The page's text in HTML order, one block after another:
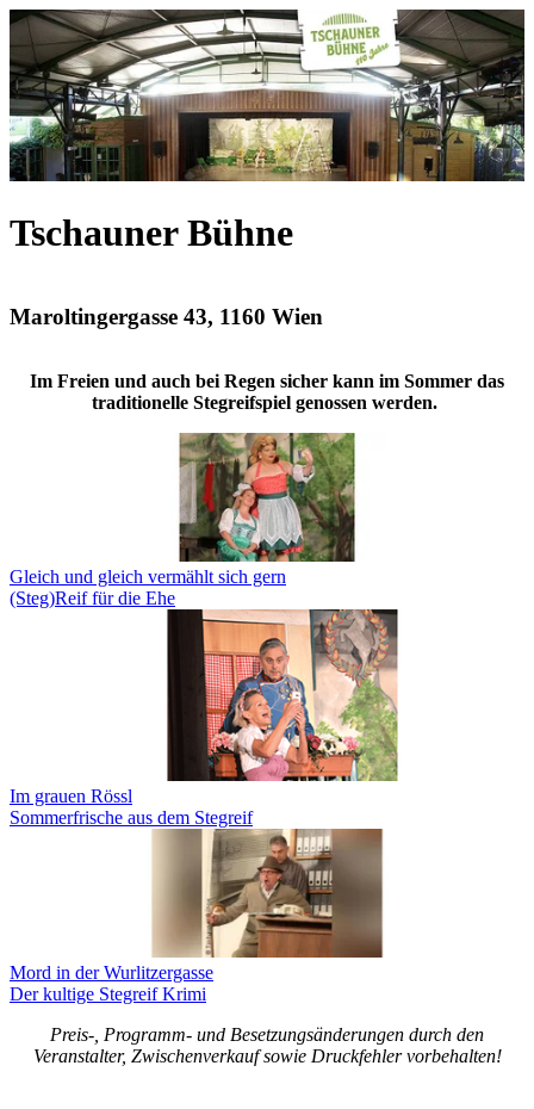
Tschauner Bühne
Maroltingergasse 43, 1160 Wien
Im Freien und auch bei Regen sicher kann im Sommer das
traditionelle Stegreifspiel genossen werden.
Gleich und gleich vermählt sich gern
(Steg)Reif für die Ehe
Im grauen Rössl
Sommerfrische aus dem Stegreif
Mord in der Wurlitzergasse
Der kultige Stegreif Krimi
Preis-, Programm- und Besetzungsänderungen durch den
Veranstalter, Zwischenverkauf sowie Druckfehler vorbehalten!